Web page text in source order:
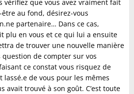
vérifiez que vous avez vraiment fait
au fond, désirez-vous
partenaire… Dans ce cas,
plu en vous et ce qui lui a ensuite
de trouver une nouvelle manière
question de compter sur vos
ce constat vous risquez de
lassé.e de vous pour les mêmes
avait trouvé à son goût. C’est toute